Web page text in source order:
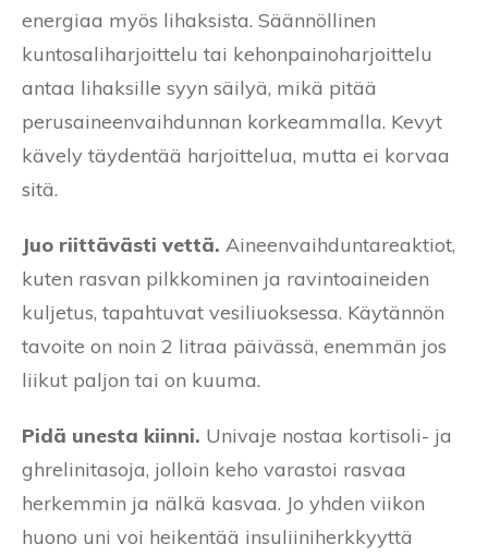
energiaa myös lihaksista. Säännöllinen
kuntosaliharjoittelu tai kehonpainoharjoittelu
antaa lihaksille syyn säilyä, mikä pitää
perusaineenvaihdunnan korkeammalla. Kevyt
kävely täydentää harjoittelua, mutta ei korvaa
sitä.
Juo riittävästi vettä. Aineenvaihduntareaktiot,
kuten rasvan pilkkominen ja ravintoaineiden
kuljetus, tapahtuvat vesiliuoksessa. Käytännön
tavoite on noin 2 litraa päivässä, enemmän jos
liikut paljon tai on kuuma.
Pidä unesta kiinni. Univaje nostaa kortisoli- ja
ghrelinitasoja, jolloin keho varastoi rasvaa
herkemmin ja nälkä kasvaa. Jo yhden viikon
huono uni voi heikentää insuliiniherkkyyttä